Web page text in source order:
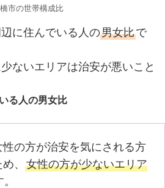
市の世帯構成比
に住んでいる人の男女比で
ないエリアは治安が悪いこと
る人の男女比
の方が治安を気にされる方
め、女性の方が少ないエリア